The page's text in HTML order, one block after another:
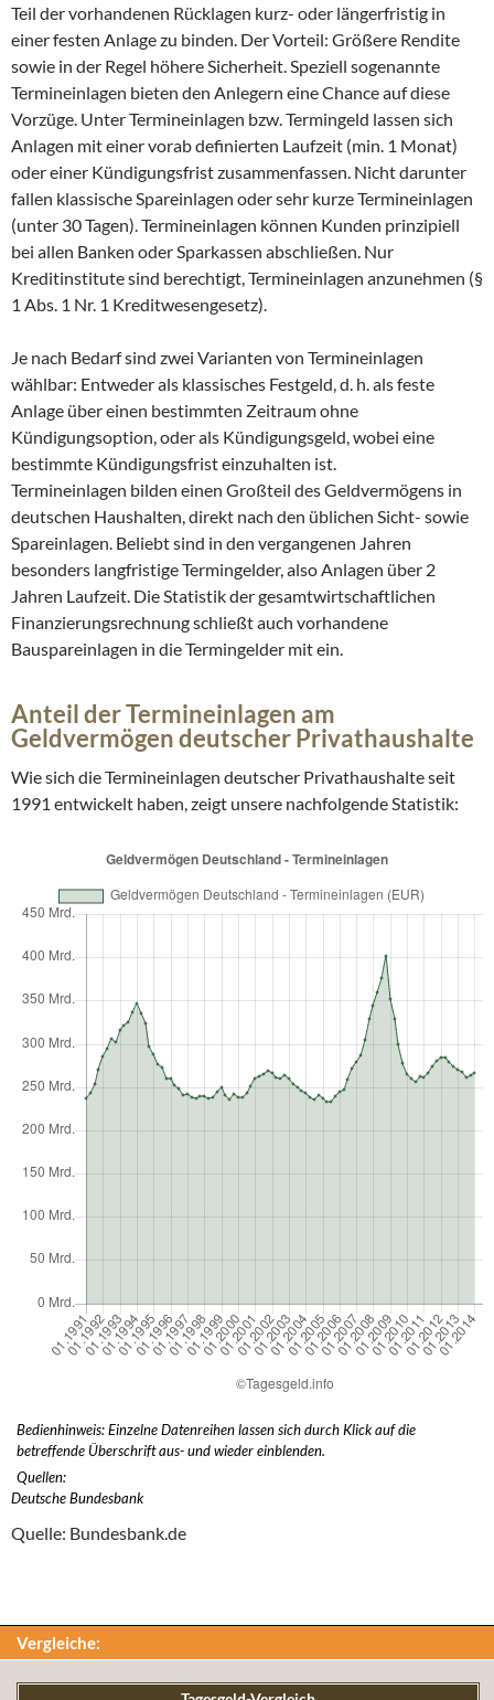
Teil der vorhandenen Rücklagen kurz- oder längerfristig in
einer festen Anlage zu binden. Der Vorteil: Größere Rendite
sowie in der Regel höhere Sicherheit. Speziell sogenannte
Termineinlagen bieten den Anlegern eine Chance auf diese
Vorzüge. Unter Termineinlagen bzw. Termingeld lassen sich
Anlagen mit einer vorab definierten Laufzeit (min. 1 Monat)
oder einer Kündigungsfrist zusammenfassen. Nicht darunter
fallen klassische Spareinlagen oder sehr kurze Termineinlagen
(unter 30 Tagen). Termineinlagen können Kunden prinzipiell
bei allen Banken oder Sparkassen abschließen. Nur
Kreditinstitute sind berechtigt, Termineinlagen anzunehmen (§
1 Abs. 1 Nr. 1 Kreditwesengesetz).
Je nach Bedarf sind zwei Varianten von Termineinlagen
wählbar: Entweder als klassisches Festgeld, d. h. als feste
Anlage über einen bestimmten Zeitraum ohne
Kündigungsoption, oder als Kündigungsgeld, wobei eine
bestimmte Kündigungsfrist einzuhalten ist.
Termineinlagen bilden einen Großteil des Geldvermögens in
deutschen Haushalten, direkt nach den üblichen Sicht- sowie
Spareinlagen. Beliebt sind in den vergangenen Jahren
besonders langfristige Termingelder, also Anlagen über 2
Jahren Laufzeit. Die Statistik der gesamtwirtschaftlichen
Finanzierungsrechnung schließt auch vorhandene
Bauspareinlagen in die Termingelder mit ein.
Anteil der Termineinlagen am
Geldvermögen deutscher Privathaushalte
Wie sich die Termineinlagen deutscher Privathaushalte seit
1991 entwickelt haben, zeigt unsere nachfolgende Statistik:
Bedienhinweis: Einzelne Datenreihen lassen sich durch Klick auf die
betreffende Überschrift aus- und wieder einblenden.
Quellen:
Deutsche Bundesbank
Quelle: Bundesbank.de
Vergleiche: